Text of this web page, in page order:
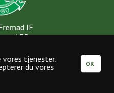
IF
35
29852
tjenester.
du vores